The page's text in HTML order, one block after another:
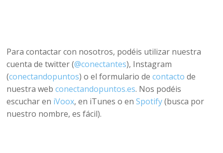
Para contactar con nosotros, podéis utilizar nuestra
cuenta de twitter (@conectantes), Instagram
(conectandopuntos) o el formulario decontacto de
nuestra webconectandopuntos.es. Nos podéis
escuchar en iVoox, en iTunes o enSpotify(busca por
nuestro nombre, es fácil).